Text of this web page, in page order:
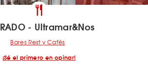
- Ultramar&Nos
Bares Rest y Cafés
¡Sé el primero en opinar!